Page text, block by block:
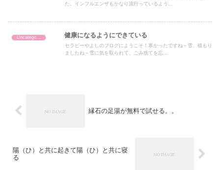
た。インフルエンザもかなり流行っているよう...
健康になるようにできている
セラピーやよしのブログにようこそ！寒かったですね～雪、積もり
ましたね～雪に気を取られて、ごみ捨てを忘...
縁石の足湯が無料で試せる。。
陽（ひ）と共に起きて陽（ひ）と共に寝
る